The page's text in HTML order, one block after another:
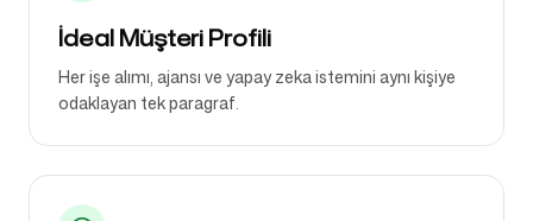
İdeal Müşteri Profili
Her işe alımı, ajansı ve yapay zeka istemini aynı kişiye
odaklayan tek paragraf.